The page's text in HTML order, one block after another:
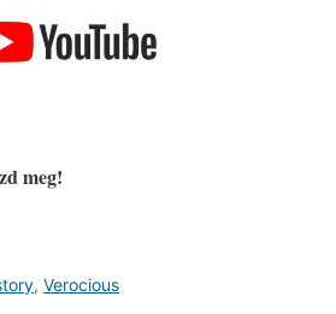
meg!
, Verocious